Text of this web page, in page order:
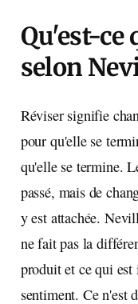
Qu'est-ce
selon
Réviser signifie
pour qu'elle se
qu'elle se termine.
passé, mais de
y est attachée.
ne fait pas la
produit et ce qui
sentiment. Ce n'est